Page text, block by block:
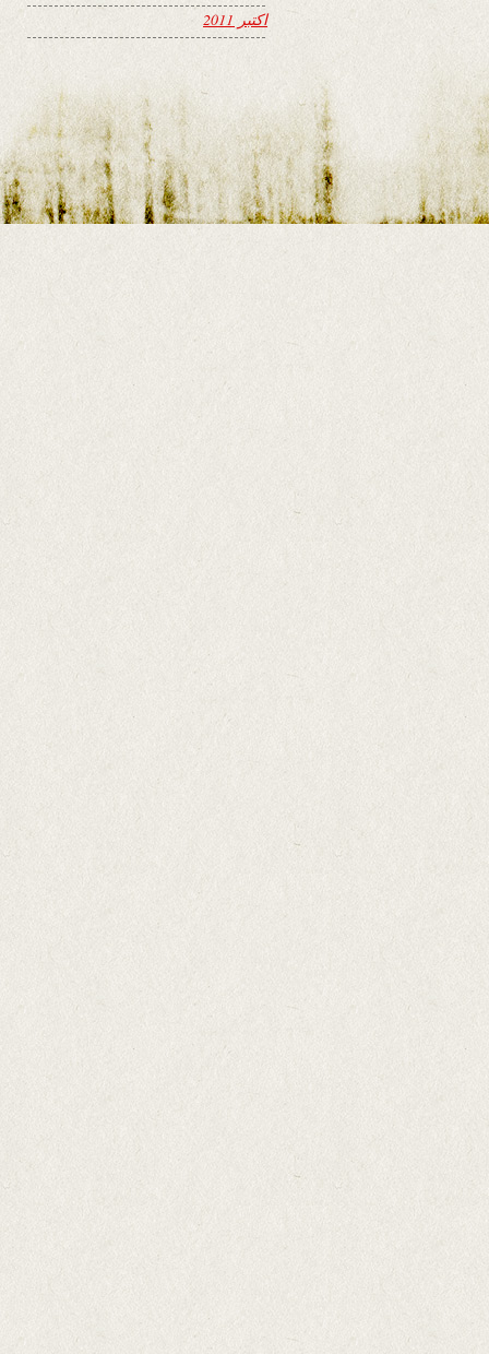
اکتبر 2011